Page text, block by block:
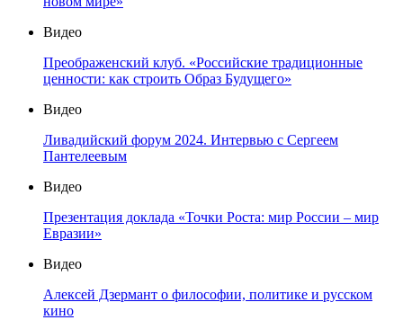
Видео
Преображенский клуб. «Российские традиционные
ценности: как строить Образ Будущего»
Видео
Ливадийский форум 2024. Интервью с Сергеем
Пантелеевым
Видео
Презентация доклада «Точки Роста: мир России – мир
Евразии»
Видео
Алексей Дзермант о философии, политике и русском
кино